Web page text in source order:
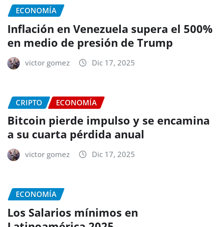
ECONOMÍA
Inflación en Venezuela supera el 500%
en medio de presión de Trump
victor gomez Dic 17, 2025
CRIPTO ECONOMÍA
Bitcoin pierde impulso y se encamina
a su cuarta pérdida anual
victor gomez Dic 17, 2025
ECONOMÍA
Los Salarios mínimos en